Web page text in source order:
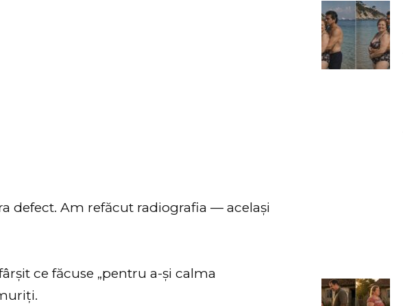
defect. Am refăcut radiografia — același
ce făcuse „pentru a-și calma